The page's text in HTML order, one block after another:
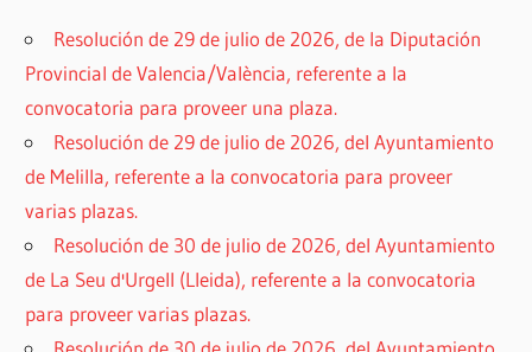
Resolución de 29 de julio de 2026, de la Diputación
Provincial de Valencia/València, referente a la
convocatoria para proveer una plaza.
Resolución de 29 de julio de 2026, del Ayuntamiento
de Melilla, referente a la convocatoria para proveer
varias plazas.
Resolución de 30 de julio de 2026, del Ayuntamiento
de La Seu d'Urgell (Lleida), referente a la convocatoria
para proveer varias plazas.